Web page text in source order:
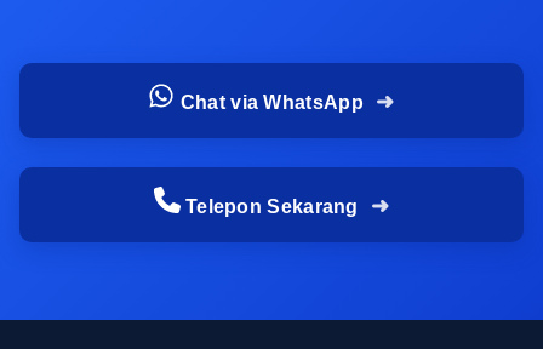
visual tanpa mengganggu alur pertunjukan
maupun kenyamanan penonton.
Situasi saat konser musik live, festival
panggung, dan event fan gathering
Chat via WhatsApp
Telepon Sekarang